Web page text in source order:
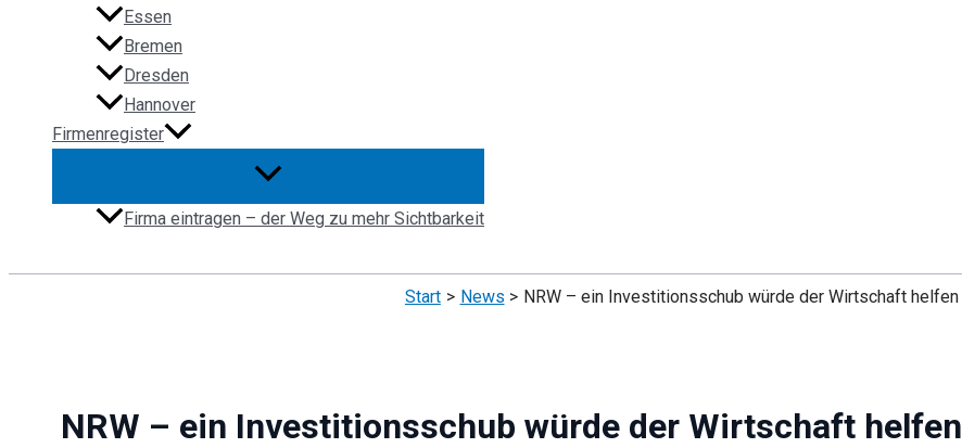
Essen
Bremen
Dresden
Hannover
Firmenregister
Firma eintragen – der Weg zu mehr Sichtbarkeit
Start News NRW – ein Investitionsschub würde der Wirtschaft helfen
NRW – ein Investitionsschub würde der Wirtschaft helfen